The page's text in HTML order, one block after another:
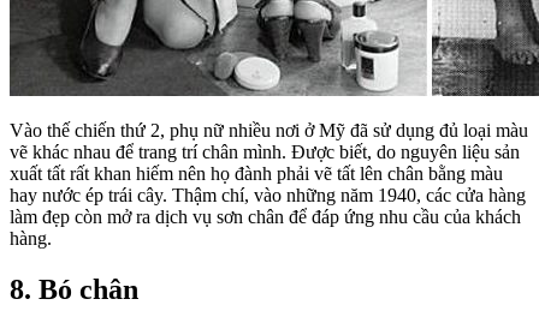
Vào thế chiến thứ 2, phụ nữ nhiều nơi ở Mỹ đã sử dụng đủ loại màu
vẽ khác nhau để trang trí chân mình. Được biết, do nguyên liệu sản
xuất tất rất khan hiếm nên họ đành phải vẽ tất lên chân bằng màu
hay nước ép trái cây. Thậm chí, vào những năm 1940, các cửa hàng
làm đẹp còn mở ra dịch vụ sơn chân để đáp ứng nhu cầu của khách
hàng.
8. Bó chân